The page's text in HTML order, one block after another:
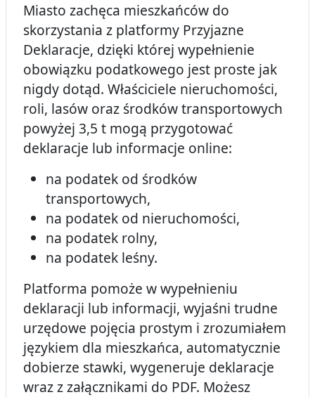
Miasto zachęca mieszkańców do
skorzystania z platformy Przyjazne
Deklaracje, dzięki której wypełnienie
obowiązku podatkowego jest proste jak
nigdy dotąd. Właściciele nieruchomości,
roli, lasów oraz środków transportowych
powyżej 3,5 t mogą przygotować
deklaracje lub informacje online:
na podatek od środków
transportowych,
na podatek od nieruchomości,
na podatek rolny,
na podatek leśny.
Platforma pomoże w wypełnieniu
deklaracji lub informacji, wyjaśni trudne
urzędowe pojęcia prostym i zrozumiałem
językiem dla mieszkańca, automatycznie
dobierze stawki, wygeneruje deklaracje
wraz z załącznikami do PDF. Możesz